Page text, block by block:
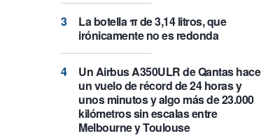
La botella π de 3,14 litros, que
irónicamente no es redonda
Un Airbus A350ULR de Qantas hace
un vuelo de récord de 24 horas y
unos minutos y algo más de 23.000
kilómetros sin escalas entre
Melbourne y Toulouse